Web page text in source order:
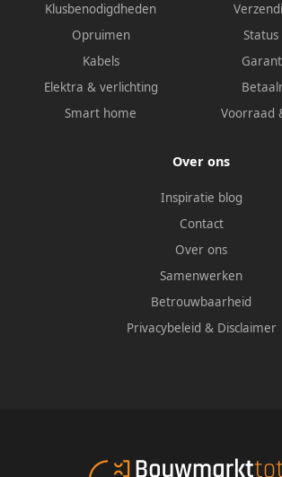
Klusbenodigdheden
Opruimen
Kabels
Elektra & verlichting
Smart home
Voorraad
Over ons
Inspiratie blog
Contact
Over ons
Samenwerken
Betrouwbaarheid
Privacybeleid & Disclaimer